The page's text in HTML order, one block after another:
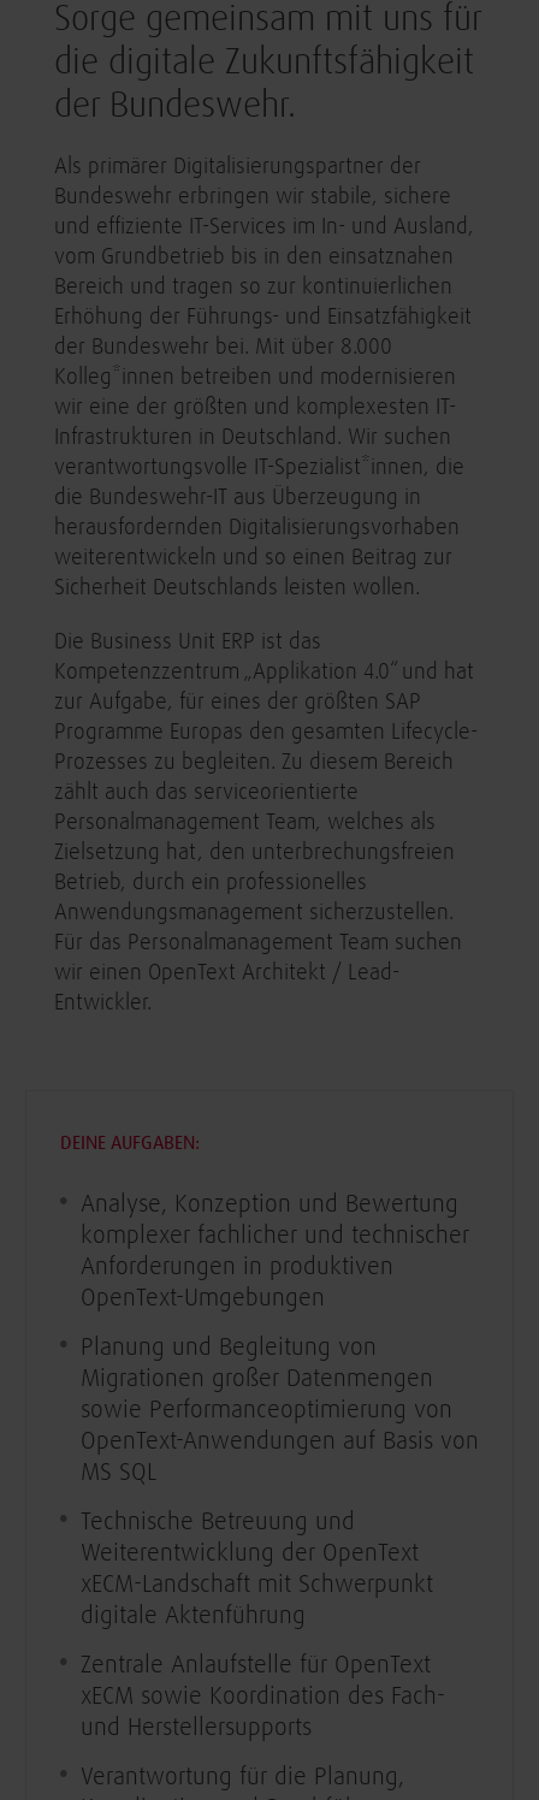
Sorge gemeinsam mit uns für
die digitale Zukunftsfähigkeit
der Bundeswehr.
Als primärer Digitalisierungspartner der
Bundeswehr erbringen wir stabile, sichere
und effiziente IT-Services im In- und Ausland,
vom Grundbetrieb bis in den einsatznahen
Bereich und tragen so zur kontinuierlichen
Erhöhung der Führungs- und Einsatzfähigkeit
der Bundeswehr bei. Mit über 8.000
Kolleg*innen betreiben und modernisieren
wir eine der größten und komplexesten IT-
Infrastrukturen in Deutschland. Wir suchen
verantwortungsvolle IT-Spezialist*innen, die
die Bundeswehr-IT aus Überzeugung in
herausfordernden Digitalisierungsvorhaben
weiterentwickeln und so einen Beitrag zur
Sicherheit Deutschlands leisten wollen.
​​Die Business Unit ERP ist das
Kompetenzzentrum „Applikation 4.0“ und hat
zur Aufgabe, für eines der größten SAP
Programme Europas den gesamten Lifecycle-
Prozesses zu begleiten. Zu diesem Bereich
zählt auch das serviceorientierte
Personalmanagement Team, welches als
Zielsetzung hat, den unterbrechungsfreien
Betrieb, durch ein professionelles
Anwendungsmanagement sicherzustellen.
Für das Personalmanagement Team​ suchen
wir einen OpenText Architekt / Lead-
Entwickler​.
DEINE AUFGABEN:
Analyse, Konzeption und Bewertung
komplexer fachlicher und technischer
Anforderungen in produktiven
OpenText-Umgebungen
Planung und Begleitung von
Migrationen großer Datenmengen
sowie Performanceoptimierung von
OpenText-Anwendungen auf Basis von
MS SQL
Technische Betreuung und
Weiterentwicklung der OpenText
xECM-Landschaft mit Schwerpunkt
digitale Aktenführung
Zentrale Anlaufstelle für OpenText
xECM sowie Koordination des Fach-
und Herstellersupports
Verantwortung für die Planung,